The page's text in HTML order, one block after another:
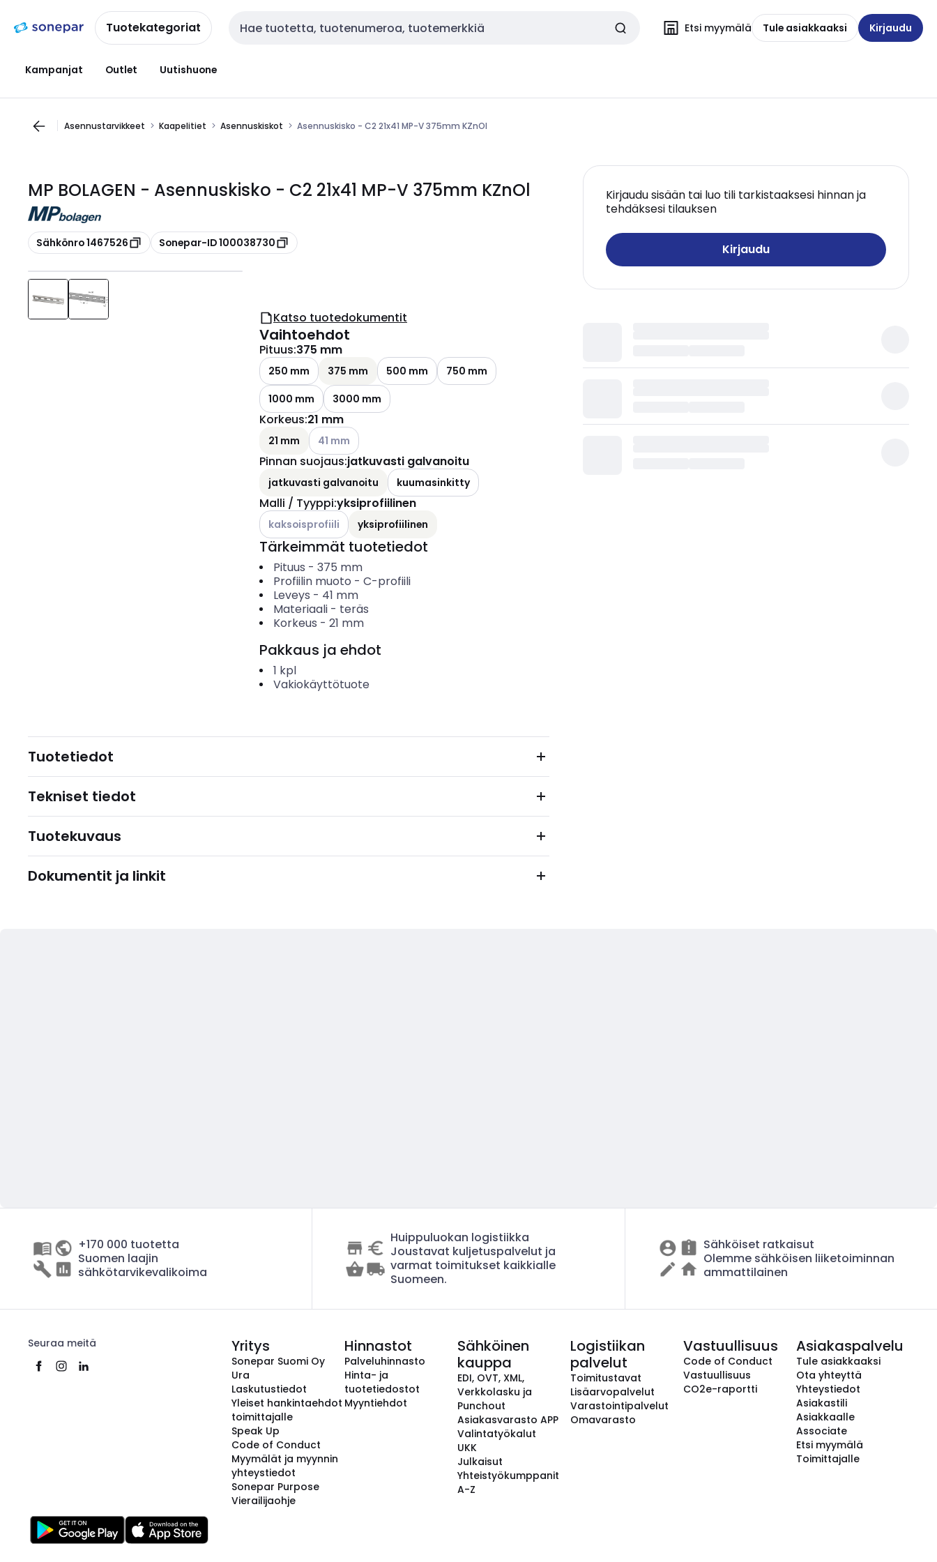
navigointiinsisältöönTuotekategoriat Haku Etsi myymälä Tule asiakkaaksi Kirjaudu
Kampanjat Outlet Uutishuone
Asennustarvikkeet Kaapelitiet Asennuskiskot Asennuskisko - C2 21x41 MP-V 375mm KZnOl
MP BOLAGEN - Asennuskisko - C2 21x41 MP-V 375mm KZnOl
Kopioi
Sähkönro 1467526 Kopioi
Sonepar-ID 100038730
Kirjaudu sisään tai luo tili tarkistaaksesi hinnan ja
tehdäksesi tilauksen
Kirjaudu
Katso tuotedokumentit
Vaihtoehdot
Pituus:375 mm
250 mm 375 mm 500 mm
750 mm
1000 mm
3000 mm
Korkeus:21 mm
21 mm Katso käytettävissä olevat vaihtoehdot
41 mm
Pinnan suojaus:jatkuvasti galvanoitu
jatkuvasti galvanoitu kuumasinkitty
Malli / Tyyppi:yksiprofiilinen
Katso käytettävissä olevat vaihtoehdot
kaksoisprofiili yksiprofiilinen
Tärkeimmät tuotetiedot
Pituus - 375 mm
Profiilin muoto - C-profiili
Leveys - 41 mm
Materiaali- teräs
Korkeus - 21 mm
Pakkaus ja ehdot
1 kpl
Vakiokäyttötuote
Tuotetiedot
Tekniset tiedot
Tuotekuvaus
Dokumentit ja linkit
+170 000 tuotetta
Suomen laajin
sähkötarvikevalikoima
Huippuluokan logistiikka
Joustavat kuljetuspalvelut ja
varmat toimitukset kaikkialle
Suomeen.
Sähköiset ratkaisut
Olemme sähköisen liiketoiminnan
ammattilainen
Seuraa meitä Yritys
Sonepar Suomi Oy
Ura
Laskutustiedot
Yleiset hankintaehdot
toimittajalle
Speak Up
Code of Conduct
Myymälät ja myynnin
yhteystiedot
Sonepar Purpose
Vierailijaohje
Hinnastot
Palveluhinnasto
Hinta- ja
tuotetiedostot
Myyntiehdot
Sähköinen
kauppa
EDI, OVT, XML,
Verkkolasku ja
Punchout
Asiakasvarasto APP
Valintatyökalut
UKK
Julkaisut
Yhteistyökumppanit
A-Z
Logistiikan
palvelut
Toimitustavat
Lisäarvopalvelut
Varastointipalvelut
Omavarasto
Vastuullisuus
Code of Conduct
Vastuullisuus
CO2e-raportti
Asiakaspalvelu
Tule asiakkaaksi
Ota yhteyttä
Yhteystiedot
Asiakastili
Asiakkaalle
Associate
Etsi myymälä
Toimittajalle